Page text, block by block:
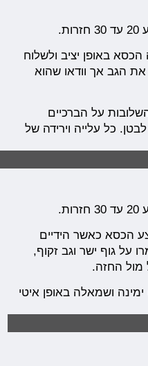
באופן יציב ולשלוח
הגב אך וודאו שהוא
על הברכיים
כל עלייה וירידה של
הכסא כאשר הידיים
על גוף ישר וגב זקוף,
מול החזה.
ושמאלה באופן איטי